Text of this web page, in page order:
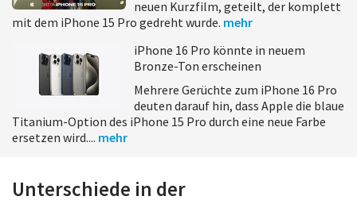
neuen Kurzfilm, geteilt, der komplett
mit dem iPhone 15 Pro gedreht wurde. mehr
iPhone 16 Pro könnte in neuem
Bronze-Ton erscheinen
Mehrere Gerüchte zum iPhone 16 Pro
deuten darauf hin, dass Apple die blaue
Titanium-Option des iPhone 15 Pro durch eine neue Farbe
ersetzen wird.... mehr
Unterschiede in der